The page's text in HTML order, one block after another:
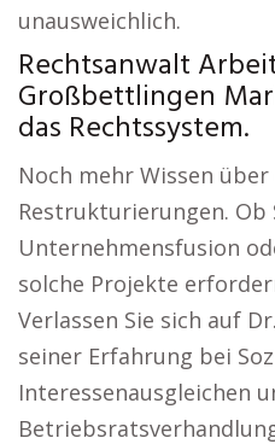
unausweichlich.
Rechtsanwalt
Großbettlingen
das Rechtssystem.
Noch mehr Wissen
Restrukturierungen. Ob
Unternehmensfusion
solche Projekte
Verlassen Sie sich auf
seiner Erfahrung bei
Interessenausgleichen